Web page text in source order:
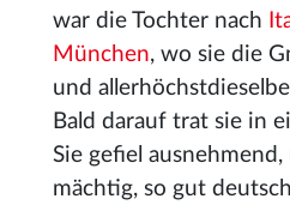
war die Tochter nach
München, wo sie die
und
Bald darauf trat sie in
Sie gefiel
mächtig, so gut